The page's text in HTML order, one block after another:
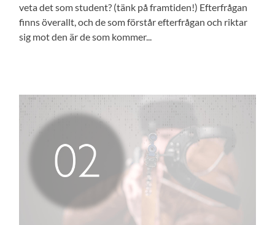
veta det som student? (tänk på framtiden!) Efterfrågan
finns överallt, och de som förstår efterfrågan och riktar
sig mot den är de som kommer...